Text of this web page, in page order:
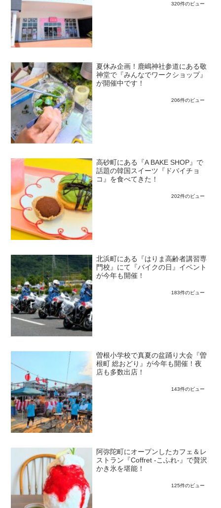
320件のビュー
夏休み企画！鹿嶋神社参道にある敬
神堂で『みんなでワークショップ』
が開催中です！
206件のビュー
高砂町にある『A BAKE SHOP』で
話題の韓国スイーツ『ドバイチョ
コ』を食べてきた！
202件のビュー
北浜町にある『はりま高齢者講習専
門校』にて『バイクの日』イベント
が今年も開催！
183件のビュー
曽根小学校で真夏の盆踊り大会『曽
根町 総おどり』が今年も開催！夜
店も多数出店！
143件のビュー
阿弥陀町にオープンしたカフェ＆レ
ストラン『Coffret -こふれ-』で贅沢
かき氷を堪能！
125件のビュー